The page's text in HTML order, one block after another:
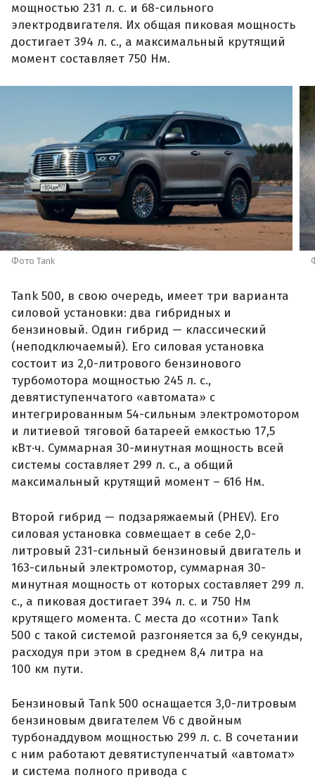
мощностью 231 л. с. и 68-сильного
электродвигателя. Их общая пиковая мощность
достигает 394 л. с., а максимальный крутящий
момент составляет 750 Нм.
Фото Tank
Tank 500, в свою очередь, имеет три варианта
силовой установки: два гибридных и
бензиновый. Один гибрид — классический
(неподключаемый). Его силовая установка
состоит из 2,0-литрового бензинового
турбомотора мощностью 245 л. с.,
девятиступенчатого «автомата» с
интегрированным 54-сильным электромотором
и литиевой тяговой батареей емкостью 17,5
кВт·ч. Суммарная 30-минутная мощность всей
системы составляет 299 л. с., а общий
максимальный крутящий момент – 616 Нм.
Второй гибрид — подзаряжаемый (PHEV). Его
силовая установка совмещает в себе 2,0-
литровый 231-сильный бензиновый двигатель и
163-сильный электромотор, суммарная 30-
минутная мощность от которых составляет 299 л.
с., а пиковая достигает 394 л. с. и 750 Нм
крутящего момента. С места до «сотни» Tank
500 с такой системой разгоняется за 6,9 секунды,
расходуя при этом в среднем 8,4 литра на
100 км пути.
Бензиновый Tank 500 оснащается 3,0-литровым
бензиновым двигателем V6 с двойным
турбонаддувом мощностью 299 л. с. В сочетании
с ним работают девятиступенчатый «автомат»
и система полного привода с